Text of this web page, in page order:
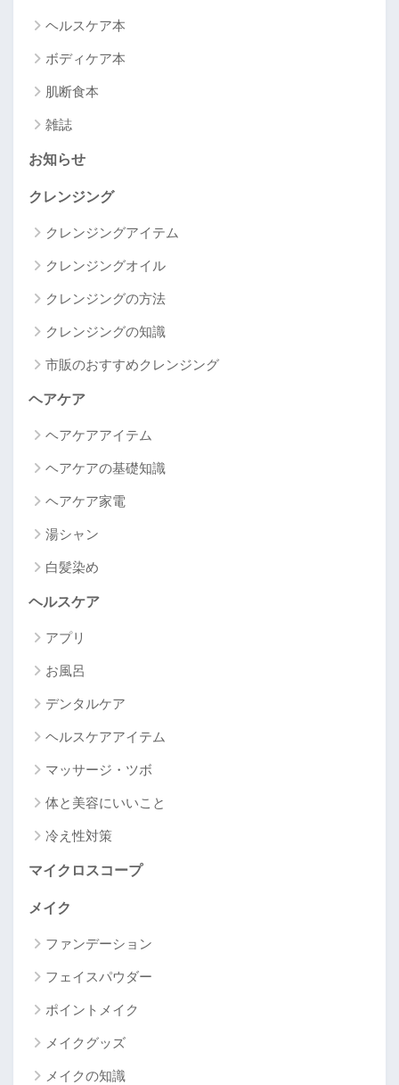
ヘルスケア本
ボディケア本
肌断食本
雑誌
お知らせ
クレンジング
クレンジングアイテム
クレンジングオイル
クレンジングの方法
クレンジングの知識
市販のおすすめクレンジング
ヘアケア
ヘアケアアイテム
ヘアケアの基礎知識
ヘアケア家電
湯シャン
白髪染め
ヘルスケア
アプリ
お風呂
デンタルケア
ヘルスケアアイテム
マッサージ・ツボ
体と美容にいいこと
冷え性対策
マイクロスコープ
メイク
ファンデーション
フェイスパウダー
ポイントメイク
メイクグッズ
メイクの知識